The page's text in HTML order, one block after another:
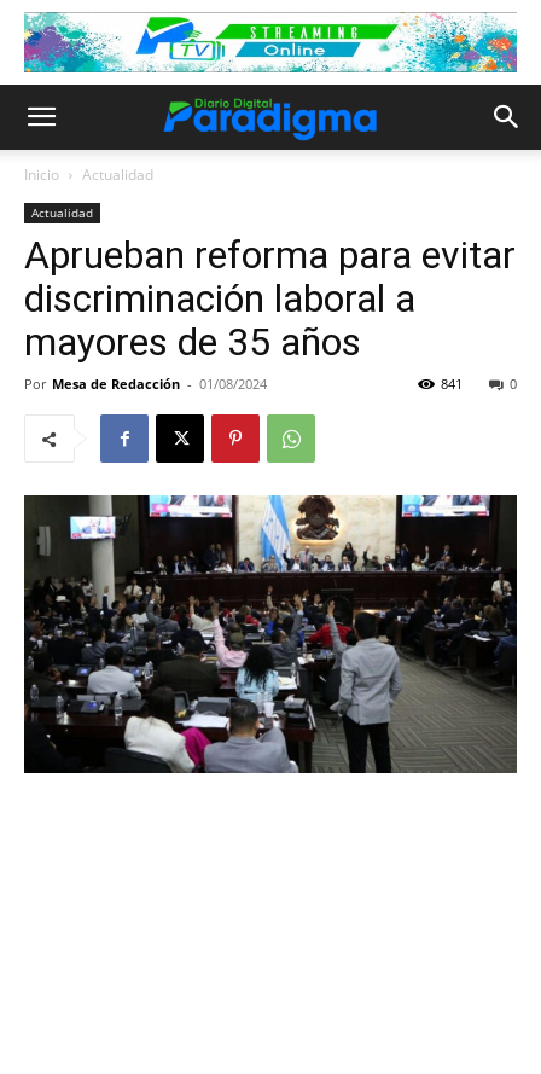
Inicio Actualidad
Actualidad
Aprueban reforma para evitar
discriminación laboral a
mayores de 35 años
Por Mesa de Redacción - 01/08/2024 0
841